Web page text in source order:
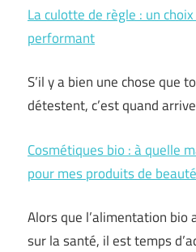
La culotte de règle : un
performant
S’il y a bien une chose que
détestent, c’est quand
Cosmétiques bio : à quelle
pour mes produits de
Alors que l’alimentation bio
sur la santé, il est temps